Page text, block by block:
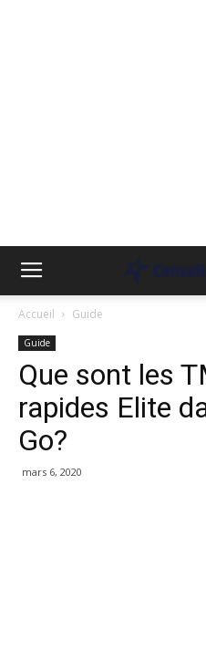
Accueil Guide
Guide
Que sont les
rapides Elite
Go?
mars 6, 2020